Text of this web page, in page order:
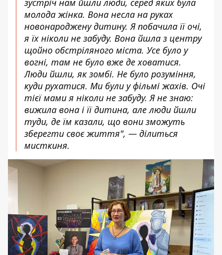
зустріч нам йшли люди, серед яких була
молода жінка. Вона несла на руках
новонароджену дитину. Я побачила її очі,
я їх ніколи не забуду. Вона йшла з центру
щойно обстріляного міста. Усе було у
вогні, там не було вже де ховатися.
Люди йшли, як зомбі. Не було розуміння,
куди рухатися. Ми були у фільмі жахів. Очі
тієї мами я ніколи не забуду. Я не знаю:
вижила вона і її дитина, але люди йшли
туди, де їм казали, що вони зможуть
зберегти своє життя", — ділиться
мисткиня.